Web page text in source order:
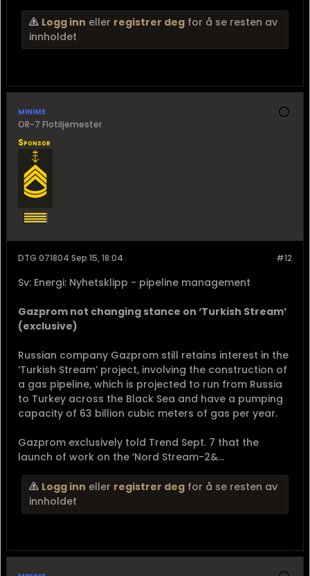
Logg inn eller registrer deg for å se resten av
innholdet
minime
OR-7 Flotiljemester
Sponsor
#12
DTG 071804 Sep 15, 18:04
Sv: Energi: Nyhetsklipp - pipeline management
Gazprom not changing stance on ‘Turkish Stream’
(exclusive)
Russian company Gazprom still retains interest in the
‘Turkish Stream’ project, involving the construction of
a gas pipeline, which is projected to run from Russia
to Turkey across the Black Sea and have a pumping
capacity of 63 billion cubic meters of gas per year.
Gazprom exclusively told Trend Sept. 7 that the
launch of work on the ‘Nord Stream-2&...
Logg inn eller registrer deg for å se resten av
innholdet